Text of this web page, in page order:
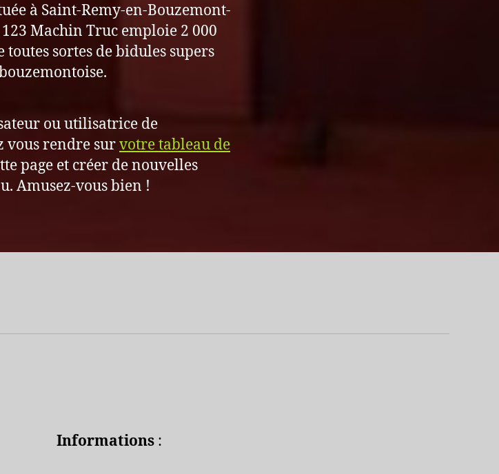
à Saint-Remy-en-Bouzemont-
Machin Truc emploie 2 000
sortes de bidules supers
ou utilisatrice de
vous rendre survotre tableau de
page et créer de nouvelles
Amusez-vous bien !
Informations :